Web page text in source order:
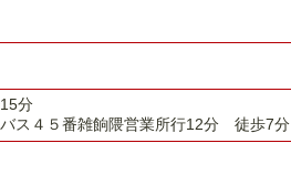
分
ス４５番雑餉隈営業所行12分 徒歩7分